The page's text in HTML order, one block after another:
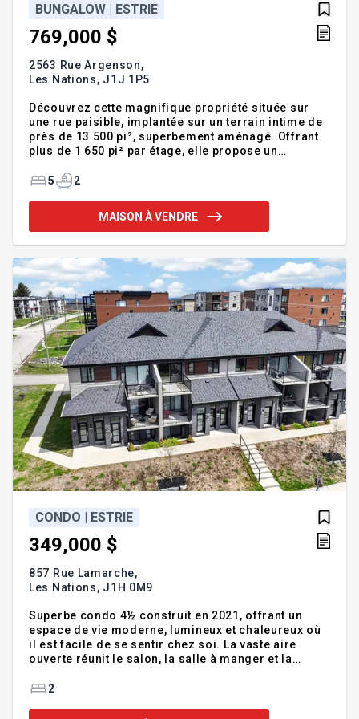
BUNGALOW | ESTRIE
769,000 $
2563 Rue Argenson,
Les Nations, J1J 1P5
Découvrez cette magnifique propriété située sur
une rue paisible, implantée sur un terrain intime de
près de 13 500 pi², superbement aménagé. Offrant
plus de 1 650 pi² par étage, elle propose un
trouverez un vaste salon et une salle à manger à
rénovée, cinq chambres à coucher, dont trois au
rez-de-chaussée, deux salles de bain, une grande
propriété allie qualité, confort et style, tout en
répondant aux goûts d'aujou
5 2
MAISON À VENDRE
CONDO | ESTRIE
349,000 $
857 Rue Lamarche,
Les Nations, J1H 0M9
Superbe condo 4½ construit en 2021, offrant un
espace de vie moderne, lumineux et chaleureux où
il est facile de se sentir chez soi. La vaste aire
ouverte réunit le salon, la salle à manger et la
créant un espace convivial parfait pour recevoir ou
2